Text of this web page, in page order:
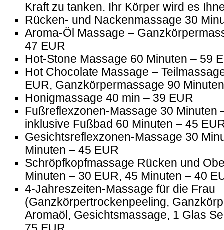
Kraft zu tanken. Ihr Körper wird es
Rücken- und Nackenmassage 30
Aroma-Öl Massage –
47 EUR
Hot-Stone Massage 60 Minuten – 59
Hot Chocolate Massage –
EUR, Ganzkörpermassage 90
Honigmassage 40 min – 39 EUR
Fußreflexzonen-Massage 30 Minuten
inklusive Fußbad 60 Minuten – 45
Gesichtsreflexzonen-Massage 30
Minuten – 45 EUR
Schröpfkopfmassage Rücken und
Minuten – 30 EUR, 45 Minuten – 40
4-Jahreszeiten-Massage für die Frau
(Ganzkörpertrockenpeeling,
Aromaöl, Gesichtsmassage, 1 Glas